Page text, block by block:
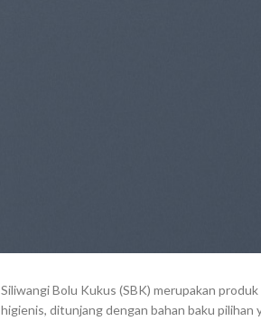
Siliwangi Bolu Kukus (SBK) merupakan
higienis, ditunjang dengan bahan baku